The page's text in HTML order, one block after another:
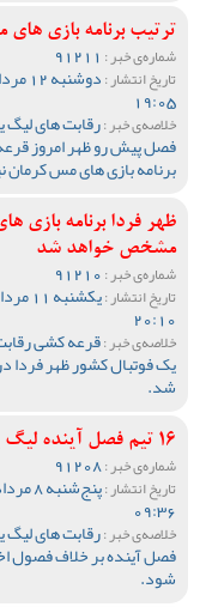
ترتیب برنامه بازی
شماره‌ی خبر :
تاریخ انتشار :
19:05
خلاصه‌ی خبر :رقابت های
فصل پیش رو ظهر امروز
برنامه بازی های مس
ظهر فردا برنامه
مشخص خواهد شد
شماره‌ی خبر :
تاریخ انتشار :
20:10
خلاصه‌ی خبر :قرعه کشی
یک فوتبال کشور ظهر فردا
شد.
16 تیم فصل آینده لیگ یک
شماره‌ی خبر :
تاریخ انتشار :
09:36
خلاصه‌ی خبر :رقابت های
شود.